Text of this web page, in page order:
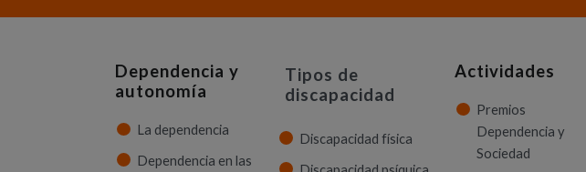
Dependencia y
autonomía
La dependencia
Dependencia en las
Tipos de
discapacidad
Discapacidad física
Actividades
Premios
Dependencia y
Sociedad